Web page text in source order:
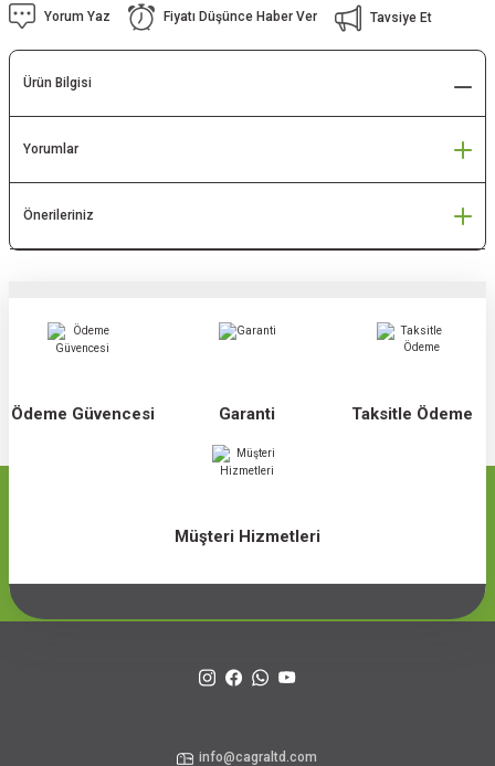
Yorum Yaz Fiyatı Düşünce Haber Ver Tavsiye Et
Ürün Bilgisi
Yorumlar
Önerileriniz
Ödeme Güvencesi Garanti Taksitle Ödeme
Müşteri Hizmetleri
info@cagraltd.com